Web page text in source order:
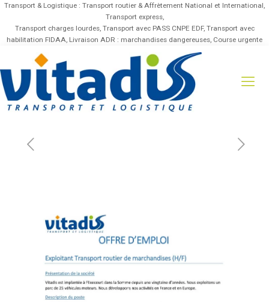
Transport & Logistique : Transport routier & Affrètement National et International,
Transport express,
Transport charges lourdes, Transport avec PASS CNPE EDF, Transport avec
habilitation FIDAA, Livraison ADR : marchandises dangereuses, Course urgente